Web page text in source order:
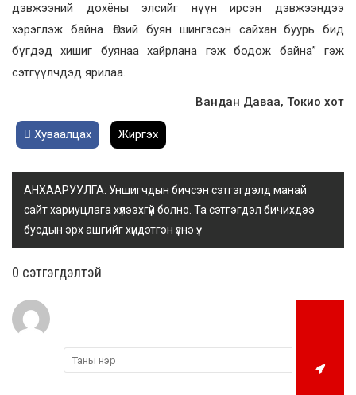
дэвжээний дохёны элсийг нүүн ирсэн дэвжээндээ
хэрэглэж байна. Өлзий буян шингэсэн сайхан буурь бид
бүгдэд хишиг буянаа хайрлана гэж бодож байна” гэж
сэтгүүлчдэд ярилаа.
Вандан Даваа, Токио хот
Хуваалцах Жиргэх
АНХААРУУЛГА: Уншигчдын бичсэн сэтгэгдэлд манай
сайт хариуцлага хүлээхгүй болно. Та сэтгэгдэл бичихдээ
бусдын эрх ашгийг хүндэтгэн үзнэ үү.
0 cэтгэгдэлтэй